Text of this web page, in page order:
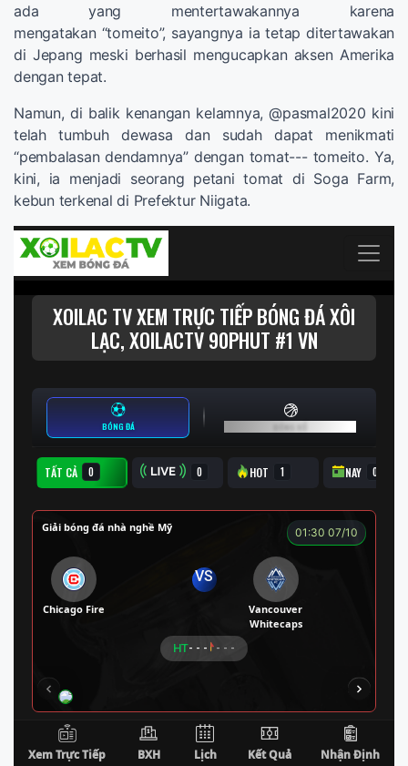
ada yang mentertawakannya karena
mengatakan “tomeito”, sayangnya ia tetap ditertawakan
di Jepang meski berhasil mengucapkan aksen Amerika
dengan tepat.
Namun, di balik kenangan kelamnya, @pasmal2020 kini
telah tumbuh dewasa dan sudah dapat menikmati
“pembalasan dendamnya” dengan tomat--- tomeito. Ya,
kini, ia menjadi seorang petani tomat di Soga Farm,
kebun terkenal di Prefektur Niigata.